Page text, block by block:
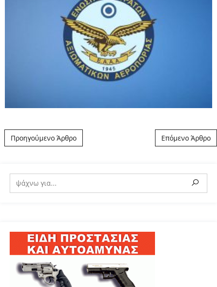
Post navigation
Προηγούμενο Άρθρο Επόμενο Άρθρο